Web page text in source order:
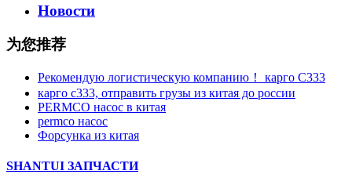
Новости
为您推荐
Рекомендую логистическую компанию！ карго C333
карго с333, отправить грузы из китая до россии
PERMCO насос в китая
permco насос
Форсунка из китая
SHANTUI ЗАПЧАСТИ